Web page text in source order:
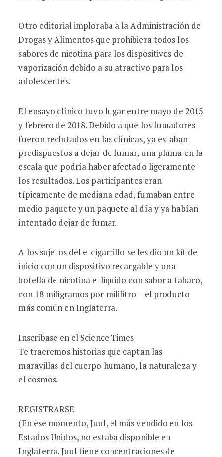
Otro editorial imploraba a la Administración de
Drogas y Alimentos que prohibiera todos los
sabores de nicotina para los dispositivos de
vaporización debido a su atractivo para los
adolescentes.
El ensayo clínico tuvo lugar entre mayo de 2015
y febrero de 2018. Debido a que los fumadores
fueron reclutados en las clínicas, ya estaban
predispuestos a dejar de fumar, una pluma en la
escala que podría haber afectado ligeramente
los resultados. Los participantes eran
típicamente de mediana edad, fumaban entre
medio paquete y un paquete al día y ya habían
intentado dejar de fumar.
A los sujetos del e-cigarrillo se les dio un kit de
inicio con un dispositivo recargable y una
botella de nicotina e-liquido con sabor a tabaco,
con 18 miligramos por mililitro – el producto
más común en Inglaterra.
Inscríbase en el Science Times
Te traeremos historias que captan las
maravillas del cuerpo humano, la naturaleza y
el cosmos.
REGISTRARSE
(En ese momento, Juul, el más vendido en los
Estados Unidos, no estaba disponible en
Inglaterra. Juul tiene concentraciones de